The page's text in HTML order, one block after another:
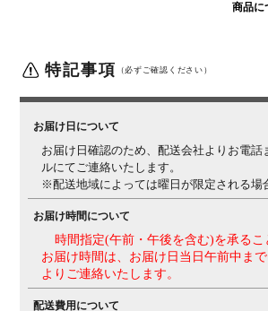
梱包2 / 10kg
など1品ごとに個体差があります。
商品ページの写真と異なる場合
ご了承ください。
商品に
特記事項 （必ずご確認ください）
お届け日について
お届け日確認のため、配送会社よりお電話
ルにてご連絡いたします。
※配送地域によっては曜日が限定される場
お届け時間について
時間指定(午前・午後を含む)を承るこ
お届け時間は、お届け日当日午前中ま
よりご連絡いたします。
配送費用について